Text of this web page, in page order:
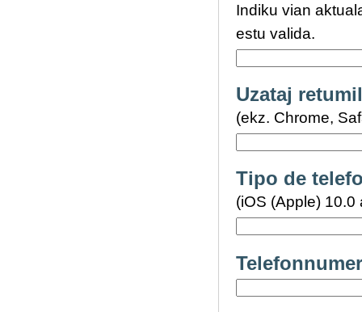
Indiku vian
estu valida.
Uzataj
(ekz. Chrome,
Tipo de
(iOS (Apple) 10.0